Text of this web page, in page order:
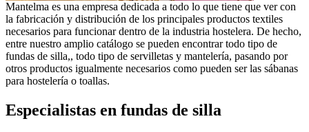
Mantelma es una empresa dedicada a todo lo que tiene que ver con
la fabricación y distribución de los principales productos textiles
necesarios para funcionar dentro de la industria hostelera. De hecho,
entre nuestro amplio catálogo se pueden encontrar todo tipo de
fundas de silla,, todo tipo de servilletas y mantelería, pasando por
otros productos igualmente necesarios como pueden ser las sábanas
para hostelería o toallas.
Especialistas en fundas de silla